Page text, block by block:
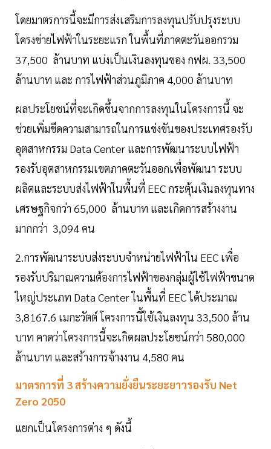
โดยมาตรการนี้จะมีการส่งเสริมการลงทุนปรับปรุงระบบ
โครงข่ายไฟฟ้าในระยะแรก ในพื้นที่ภาคตะวันออกรวม
37,500 ล้านบาท แบ่งเป็นเงินลงทุนของ กฟผ. 33,500
ล้านบาท และ การไฟฟ้าส่วนภูมิภาค 4,000 ล้านบาท
ผลประโยชน์ที่จะเกิดขึ้นจากการลงทุนในโครงการนี้ จะ
ช่วยเพิ่มขีดความสามารถในการแข่งขันของประเทศรองรับ
อุตสาหกรรม Data Center และการพัฒนาระบบไฟฟ้า
รองรับอุตสาหกรรมเขตภาคตะวันออกเพื่อพัฒนา ระบบ
ผลิตและระบบส่งไฟฟ้าในพื้นที่ EEC กระตุ้นเงินลงทุนทาง
เศรษฐกิจกว่า 65,000 ล้านบาท และเกิดการสร้างงาน
มากกว่า 3,094 คน
2.การพัฒนาระบบส่งระบบจำหน่ายไฟฟ้าใน EEC เพื่อ
รองรับปริมาณความต้องการไฟฟ้าของกลุ่มผู้ใช้ไฟฟ้าขนาด
ใหญ่ประเภท Data Center ในพื้นที่ EEC ได้ประมาณ
3,8167.6 เมกะวัตต์ โครงการนี้ใช้เงินลงทุน 33,500 ล้าน
บาท คาดว่าโครงการนี้จะเกิดผลประโยชน์กว่า 580,000
ล้านบาท และสร้างการจ้างงาน 4,580 คน
มาตรการที่ 3 สร้างความยั่งยืนระยะยาวรองรับ Net
Zero 2050
แยกเป็นโครงการต่าง ๆ ดังนี้